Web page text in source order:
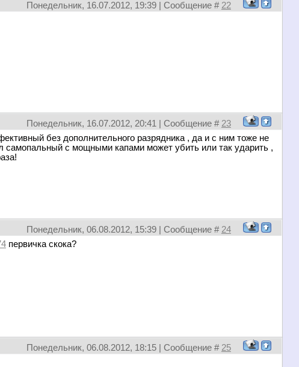
Понедельник, 16.07.2012, 19:39 | Сообщение # 22
Понедельник, 16.07.2012, 20:41 | Сообщение # 23
без дополнительного разрядника , да и с ним тоже не
самопальный с мощными капами может убить или так ударить ,
Понедельник, 06.08.2012, 15:39 | Сообщение # 24
первичка скока?
Понедельник, 06.08.2012, 18:15 | Сообщение # 25